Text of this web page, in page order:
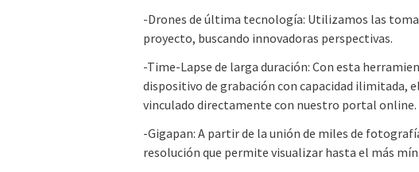
-Drones de última tecnología: Utilizamos las
proyecto, buscando innovadoras perspectivas.
-Time-Lapse de larga duración: Con esta
dispositivo de grabación con capacidad ilimitada,
vinculado directamente con nuestro portal online.
-Gigapan: A partir de la unión de miles de
resolución que permite visualizar hasta el más